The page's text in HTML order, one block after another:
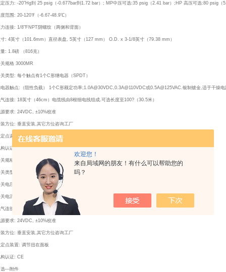
欢迎您！
来自局域网的朋友！有什么可以帮助您的
吗？
压力: -20″Hg到 25 psig（-0.677bar到1.72 bar）; MP中压可选:35 psig（2.41 bar）;HP 高压可选:80 psig（
范围: 20-120℉（-6.67-48.9℃）
连接: 1/8"FNPT阴螺纹（两侧和背面）
寸: 4英寸（101.6mm）直径表盘, 5英寸（127 mm） O.D. x 3-1/8英寸（79.38 mm）
: 1.8磅 （816克）
规格 3000MR
类型: 每个触点有1个C形继电器（SPDT）
器触点:（阻性负载） 1个C形额定功率;1.0A@30VDC,0.3A@110VDC或0.5A@125VAC.银制镀金,适于干燥电
连接: 18英寸（46cm）电缆线由8根细电线组成.可选长度至100?（30.5米）
要求: 24VDC, ±10%校准
方位: 垂直安装,其它方位咨询工厂
点调节: 调节扭在面板
构认证: CE
规格 3000MRS
类型: 每个触点有固态继电器
电压: 20～280VAC（47～63 Hz）
电流: 1.0 apm （AC） zui大,0.01mA（AC）zui小.（2）SPST N.O.
连接: 18英寸（46cm）电缆线由6根细电线组成.可选长度至100?（30.5米）
要求: 24VDC, ±10%校准
方位: 垂直安装,其它方位咨询工厂
点装置: 调节扭在面板
构认证: CE
---附件